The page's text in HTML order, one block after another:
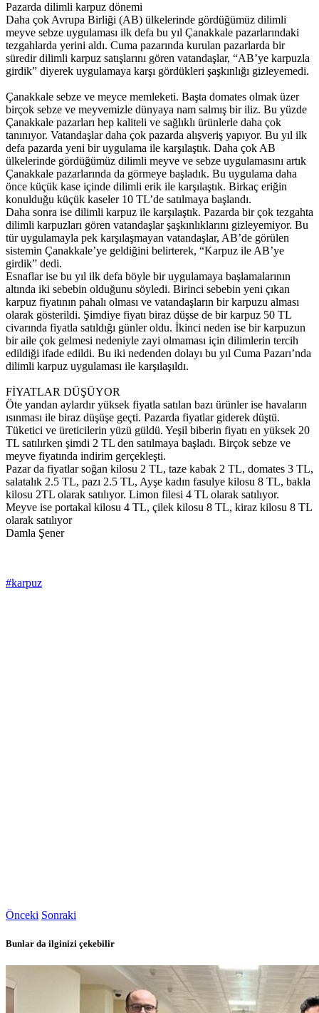
Pazarda dilimli karpuz dönemi
Daha çok Avrupa Birliği (AB) ülkelerinde gördüğümüz dilimli
meyve sebze uygulaması ilk defa bu yıl Çanakkale pazarlarındaki
tezgahlarda yerini aldı. Cuma pazarında kurulan pazarlarda bir
süredir dilimli karpuz satışlarını gören vatandaşlar, “AB’ye karpuzla
girdik” diyerek uygulamaya karşı gördükleri şaşkınlığı gizleyemedi.
Çanakkale sebze ve meyce memleketi. Başta domates olmak üzer
birçok sebze ve meyvemizle dünyaya nam salmış bir iliz. Bu yüzde
Çanakkale pazarları hep kaliteli ve sağlıklı ürünlerle daha çok
tanınıyor. Vatandaşlar daha çok pazarda alışveriş yapıyor. Bu yıl ilk
defa pazarda yeni bir uygulama ile karşılaştık. Daha çok AB
ülkelerinde gördüğümüz dilimli meyve ve sebze uygulamasını artık
Çanakkale pazarlarında da görmeye başladık. Bu uygulama daha
önce küçük kase içinde dilimli erik ile karşılaştık. Birkaç eriğin
konulduğu küçük kaseler 10 TL’de satılmaya başlandı.
Daha sonra ise dilimli karpuz ile karşılaştık. Pazarda bir çok tezgahta
dilimli karpuzları gören vatandaşlar şaşkınlıklarını gizleyemiyor. Bu
tür uygulamayla pek karşılaşmayan vatandaşlar, AB’de görülen
sistemin Çanakkale’ye geldiğini belirterek, “Karpuz ile AB’ye
girdik” dedi.
Esnaflar ise bu yıl ilk defa böyle bir uygulamaya başlamalarının
altında iki sebebin olduğunu söyledi. Birinci sebebin yeni çıkan
karpuz fiyatının pahalı olması ve vatandaşların bir karpuzu alması
olarak gösterildi. Şimdiye fiyatı biraz düşse de bir karpuz 50 TL
civarında fiyatla satıldığı günler oldu. İkinci neden ise bir karpuzun
bir aile çok gelmesi nedeniyle zayi olmaması için dilimlerin tercih
edildiği ifade edildi. Bu iki nedenden dolayı bu yıl Cuma Pazarı’nda
dilimli karpuz uygulaması ile karşılaşıldı.
FİYATLAR DÜŞÜYOR
Öte yandan aylardır yüksek fiyatla satılan bazı ürünler ise havaların
ısınması ile biraz düşüşe geçti. Pazarda fiyatlar giderek düştü.
Tüketici ve üreticilerin yüzü güldü. Yeşil biberin fiyatı en yüksek 20
TL satılırken şimdi 2 TL den satılmaya başladı. Birçok sebze ve
meyve fiyatında indirim gerçekleşti.
Pazar da fiyatlar soğan kilosu 2 TL, taze kabak 2 TL, domates 3 TL,
salatalık 2.5 TL, pazı 2.5 TL, Ayşe kadın fasulye kilosu 8 TL, bakla
kilosu 2TL olarak satılıyor. Limon filesi 4 TL olarak satılıyor.
Meyve ise portakal kilosu 4 TL, çilek kilosu 8 TL, kiraz kilosu 8 TL
olarak satılıyor
Damla Şener
#karpuz
Önceki Sonraki
Bunlar da ilginizi çekebilir